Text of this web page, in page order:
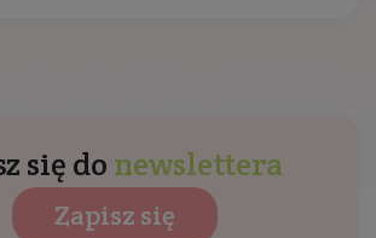
się do newslettera
Zapisz się